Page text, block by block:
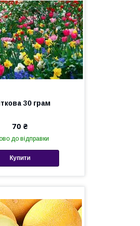
30 грам
70 ₴
до відправки
Купити